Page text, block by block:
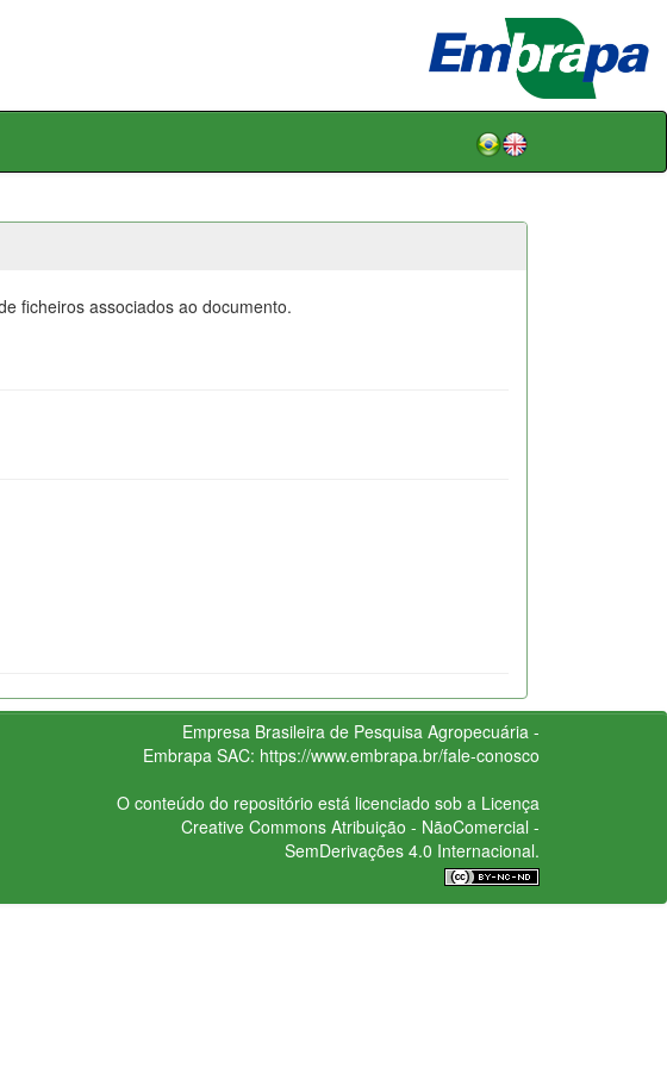
ficheiros associados ao documento.
Empresa Brasileira de Pesquisa Agropecuária -
Embrapa SAC: https://www.embrapa.br/fale-conosco
O conteúdo do repositório está licenciado sob a Licença
Creative CommonsAtribuição - NãoComercial -
SemDerivações 4.0 Internacional.